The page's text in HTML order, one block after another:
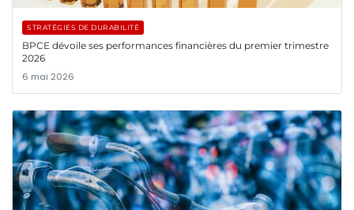
STRATÉGIES DE DURABILITÉ
BPCE dévoile ses performances financières du premier trimestre
2026
6 mai 2026